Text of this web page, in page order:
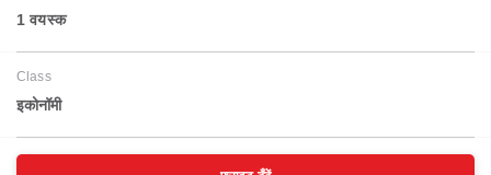
1 वयस्‍क
Class
इकोनॉमी